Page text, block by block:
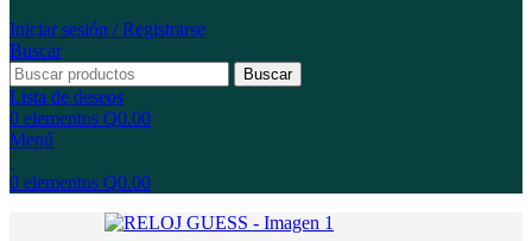
Iniciar sesión / Registrarse
Buscar
Buscar
Lista de deseos
0 elementos Q0.00
Menú
0 elementos Q0.00